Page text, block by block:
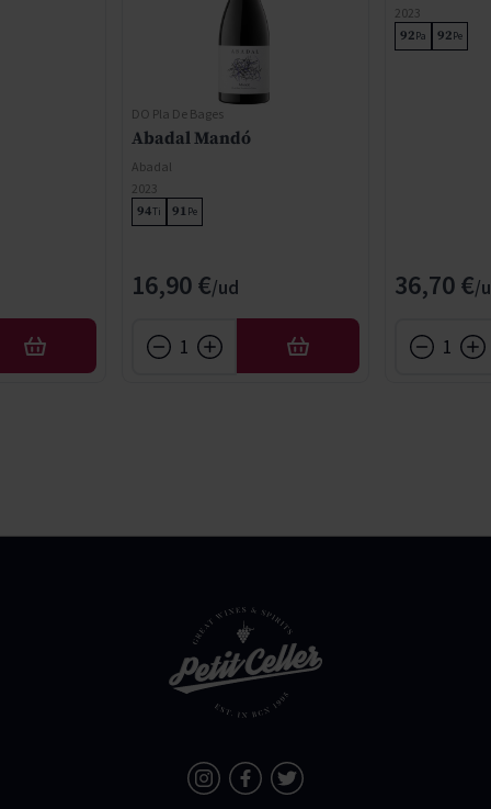
AFEGIR
DO Pla De Bages
Abadal Mandó
Abadal
2023
94Ti 91 Pe
16,90 €
AFEGIR
2023
92Pa 92Pe
36,70 €